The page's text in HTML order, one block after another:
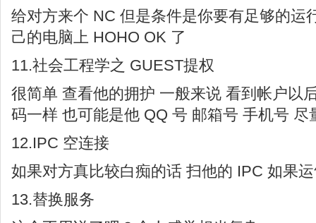
给对方来个 NC 但是条件是你要有足够的运
己的电脑上 HOHO OK 了
11.社会工程学之 GUEST提权
很简单 查看他的拥护 一般来说 看到帐户以
码一样 也可能是他 QQ 号 邮箱号 手机号 尽
12.IPC 空连接
如果对方真比较白痴的话 扫他的 IPC 如果
13.替换服务